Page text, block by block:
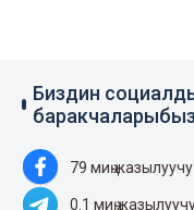
Биздин
79 миң жазылуучу
0.1 миң